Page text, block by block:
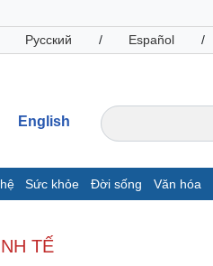
Русский / Español /
English
Sức khỏe Đời sống Văn hóa
TẾ